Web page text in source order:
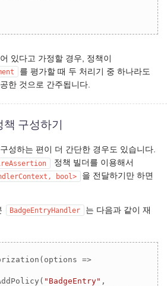
있다고 가정할 경우, 정책이
를 평가할 때 두 처리기 중 하나라도
한 것으로 간주됩니다.
구성하기
성하는 편이 더 간단한 경우도 있습니다.
정책 빌더를 이용해서
bool>
을 전달하기만 하면
BadgeEntryHandler
는 다음과 같이 재
=>
"BadgeEntry" ,